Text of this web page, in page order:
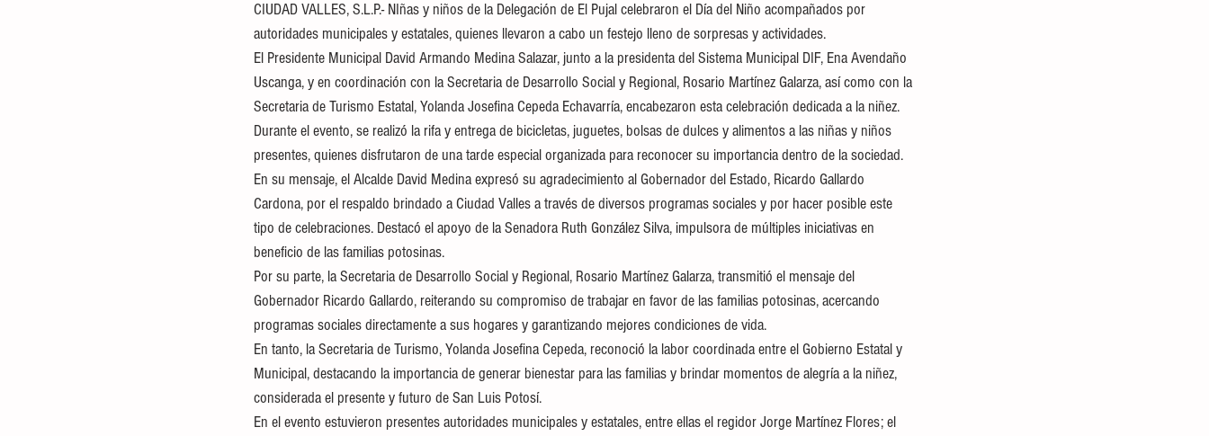
CIUDAD VALLES, S.L.P.- NIñas y niños de la Delegación de El Pujal celebraron el Día del Niño acompañados por
autoridades municipales y estatales, quienes llevaron a cabo un festejo lleno de sorpresas y actividades.
El Presidente Municipal David Armando Medina Salazar, junto a la presidenta del Sistema Municipal DIF, Ena Avendaño
Uscanga, y en coordinación con la Secretaria de Desarrollo Social y Regional, Rosario Martínez Galarza, así como con la
Secretaria de Turismo Estatal, Yolanda Josefina Cepeda Echavarría, encabezaron esta celebración dedicada a la niñez.
Durante el evento, se realizó la rifa y entrega de bicicletas, juguetes, bolsas de dulces y alimentos a las niñas y niños
presentes, quienes disfrutaron de una tarde especial organizada para reconocer su importancia dentro de la sociedad.
En su mensaje, el Alcalde David Medina expresó su agradecimiento al Gobernador del Estado, Ricardo Gallardo
Cardona, por el respaldo brindado a Ciudad Valles a través de diversos programas sociales y por hacer posible este
tipo de celebraciones. Destacó el apoyo de la Senadora Ruth González Silva, impulsora de múltiples iniciativas en
beneficio de las familias potosinas.
Por su parte, la Secretaria de Desarrollo Social y Regional, Rosario Martínez Galarza, transmitió el mensaje del
Gobernador Ricardo Gallardo, reiterando su compromiso de trabajar en favor de las familias potosinas, acercando
programas sociales directamente a sus hogares y garantizando mejores condiciones de vida.
En tanto, la Secretaria de Turismo, Yolanda Josefina Cepeda, reconoció la labor coordinada entre el Gobierno Estatal y
Municipal, destacando la importancia de generar bienestar para las familias y brindar momentos de alegría a la niñez,
considerada el presente y futuro de San Luis Potosí.
En el evento estuvieron presentes autoridades municipales y estatales, entre ellas el regidor Jorge Martínez Flores; el